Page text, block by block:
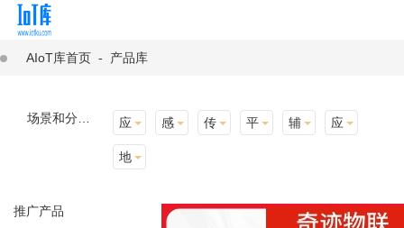
AIoT库首页 - 产品库
应用场景 感知层 传输层 平台层 辅助产品与材料 应用终端
地址选择
推广产品